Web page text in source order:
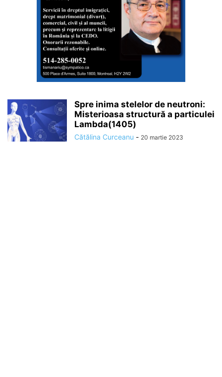
Spre inima stelelor de neutroni:
Misterioasa structură a particulei
Lambda(1405)
Cătălina Curceanu - 20 martie 2023